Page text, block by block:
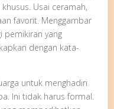
Usai ceramah,
favorit. Menggambar
pemikiran yang
dengan kata-
untuk menghadiri
Ini tidak harus formal.